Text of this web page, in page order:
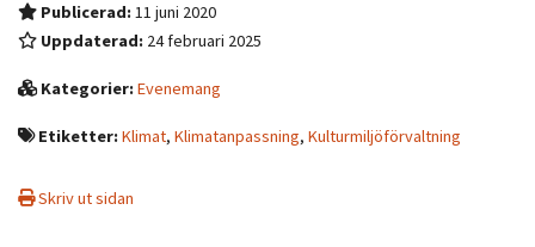
Publicerad:11 juni 2020
Uppdaterad: 24 februari 2025
Kategorier:Evenemang
Etiketter:Klimat, Klimatanpassning, Kulturmiljöförvaltning
Skriv ut sidan